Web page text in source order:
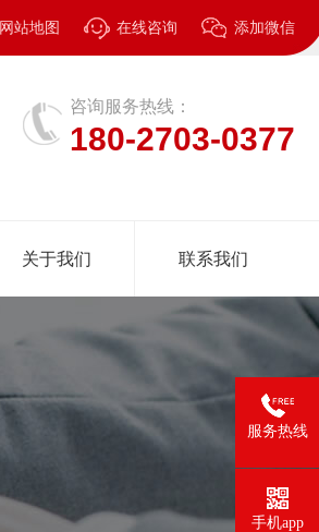
网站地图 在线咨询 添加微信
咨询服务热线：
180-2703-0377
关于我们 联系我们
服务热线
手机app